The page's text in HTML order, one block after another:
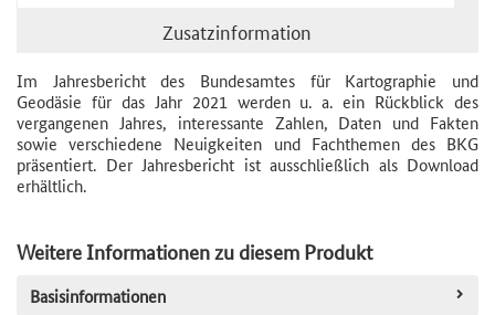
Zusatzinformation
Im Jahresbericht des Bundesamtes für Kartographie und
Geodäsie für das Jahr 2021 werden u. a. ein Rückblick des
vergangenen Jahres, interessante Zahlen, Daten und Fakten
sowie verschiedene Neuigkeiten und Fachthemen des BKG
präsentiert. Der Jahresbericht ist ausschließlich als Download
erhältlich.
Weitere Informationen zu diesem Produkt
Basisinformationen